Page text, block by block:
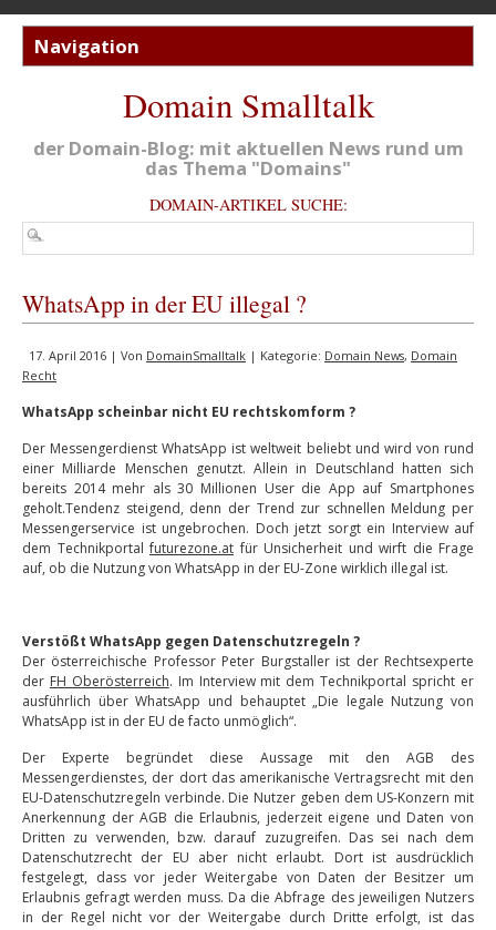
Domain Smalltalk
der Domain-Blog: mit aktuellen News rund um
das Thema "Domains"
DOMAIN-ARTIKEL SUCHE:
WhatsApp in der EU illegal ?
17. April 2016 | Von DomainSmalltalk | Kategorie: Domain News, Domain
Recht
WhatsApp scheinbar nicht EU rechtskomform ?
Der Messengerdienst WhatsApp ist weltweit beliebt und wird von rund
einer Milliarde Menschen genutzt. Allein in Deutschland hatten sich
bereits 2014 mehr als 30 Millionen User die App auf Smartphones
geholt.Tendenz steigend, denn der Trend zur schnellen Meldung per
Messengerservice ist ungebrochen. Doch jetzt sorgt ein Interview auf
dem Technikportalfuturezone.at für Unsicherheit und wirft die Frage
auf, ob die Nutzung von WhatsApp in der EU-Zone wirklich illegal ist.
Verstößt WhatsApp gegen Datenschutzregeln ?
Der österreichische Professor Peter Burgstaller ist der Rechtsexperte
der FH Oberösterreich. Im Interview mit dem Technikportal spricht er
ausführlich über WhatsApp und behauptet „Die legale Nutzung von
WhatsApp ist in der EU de facto unmöglich“.
Der Experte begründet diese Aussage mit den AGB des
Messengerdienstes, der dort das amerikanische Vertragsrecht mit den
EU-Datenschutzregeln verbinde. Die Nutzer geben dem US-Konzern mit
Anerkennung der AGB die Erlaubnis, jederzeit eigene und Daten von
Dritten zu verwenden, bzw. darauf zuzugreifen. Das sei nach dem
Datenschutzrecht der EU aber nicht erlaubt. Dort ist ausdrücklich
festgelegt, dass vor jeder Weitergabe von Daten der Besitzer um
Erlaubnis gefragt werden muss. Da die Abfrage des jeweiligen Nutzers
in der Regel nicht vor der Weitergabe durch Dritte erfolgt, ist das